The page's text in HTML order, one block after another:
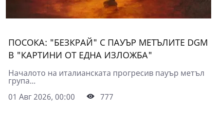
ПОСОКА: "БЕЗКРАЙ" С ПАУЪР МЕТЪЛИТЕ DGM
В "КАРТИНИ ОТ ЕДНА ИЗЛОЖБА"
Началото на италианската прогресив пауър метъл
група...
01 Авг 2026, 00:00
777